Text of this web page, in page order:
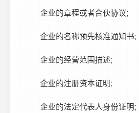
企业的章程或者合伙协议;
企业的名称预先核准通知书;
企业的经营范围描述;
企业的注册资本证明;
企业的法定代表人身份证明;